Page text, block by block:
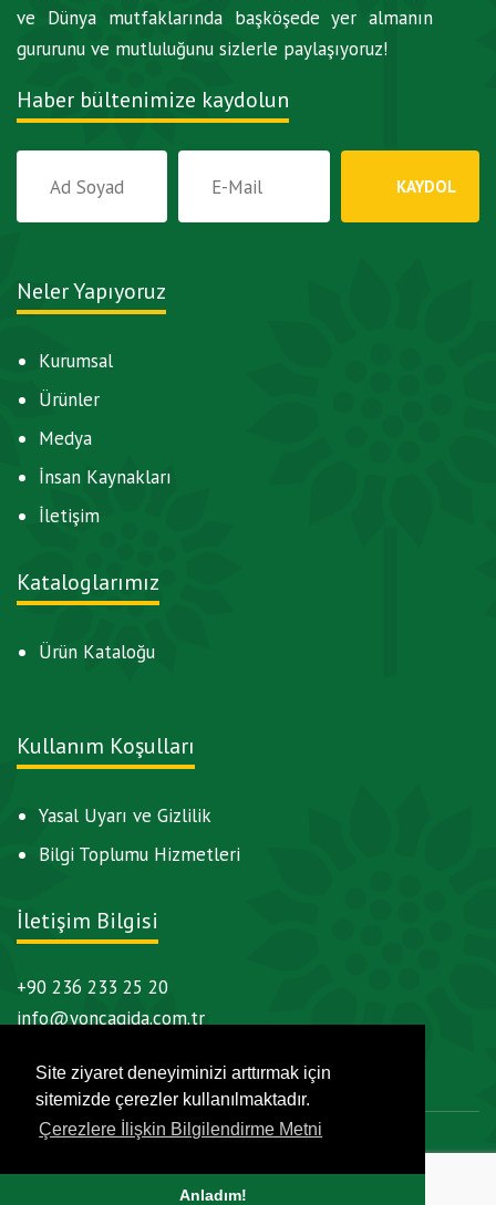
Site ziyaret deneyiminizi arttırmak için
sitemizde çerezler kullanılmaktadır.
Çerezlere İlişkin Bilgilendirme Metni
Anladım!
ve Dünya mutfaklarında başköşede yer almanın
gururunu ve mutluluğunu sizlerle paylaşıyoruz!
Haber bültenimize kaydolun
Neler Yapıyoruz
Kurumsal
Ürünler
Medya
İnsan Kaynakları
İletişim
Kataloglarımız
Ürün Kataloğu
Kullanım Koşulları
Yasal Uyarı ve Gizlilik
Bilgi Toplumu Hizmetleri
İletişim Bilgisi
+90 236 233 25 20
info@yoncagida.com.tr